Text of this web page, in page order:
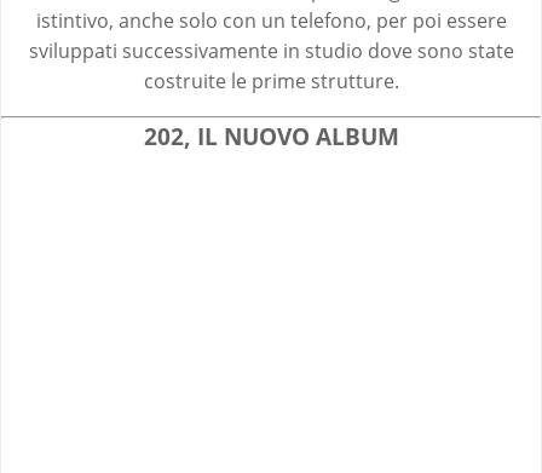
istintivo, anche solo con un telefono, per poi essere
sviluppati successivamente in studio dove sono state
costruite le prime strutture.
202, IL NUOVO ALBUM